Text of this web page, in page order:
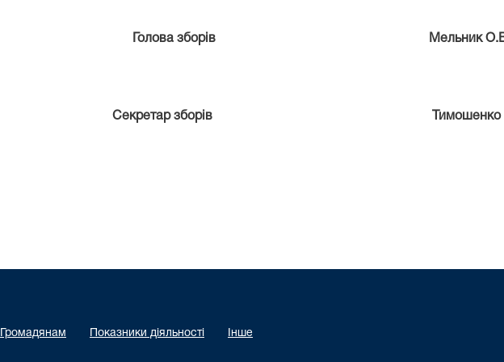
Голова зборів Мельник
Секретар зборів Тимошенко
Громадянам Показники діяльності Інше